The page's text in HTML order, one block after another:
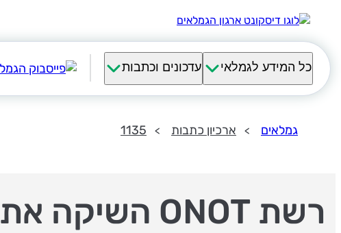
כל המידע לגמלאי עדכונים וכתבות
גמלאים ארכיון כתבות 1135
רשת ONOT השיקה את